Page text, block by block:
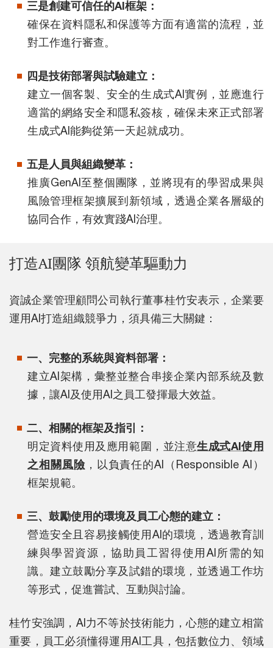
三是創建可信任的AI框架：
確保在資料隱私和保護等方面有適當的流程，並
對工作進行審查。
四是技術部署與試驗建立：
建立一個客製、安全的生成式AI實例，並應進行
適當的網絡安全和隱私簽核，確保未來正式部署
生成式AI能夠從第一天起就成功。
五是人員與組織變革：
推廣GenAI至整個團隊，並將現有的學習成果與
風險管理框架擴展到新領域，透過企業各層級的
協同合作，有效實踐AI治理。
打造AI團隊 領航變革驅動力
資誠企業管理顧問公司執行董事桂竹安表示，企業要
運用AI打造組織競爭力，須具備三大關鍵：
一、完整的系統與資料部署：
建立AI架構，彙整並整合串接企業內部系統及數
據，讓AI及使用AI之員工發揮最大效益。
二、相關的框架及指引：
明定資料使用及應用範圍，並注意生成式AI使用
之相關風險，以負責任的AI（Responsible AI）
框架規範。
三、鼓勵使用的環境及員工心態的建立：
營造安全且容易接觸使用AI的環境，透過教育訓
練與學習資源，協助員工習得使用AI所需的知
識。建立鼓勵分享及試錯的環境，並透過工作坊
等形式，促進嘗試、互動與討論。
桂竹安強調，AI力不等於技術能力，心態的建立相當
重要，員工必須懂得運用AI工具，包括數位力、領域